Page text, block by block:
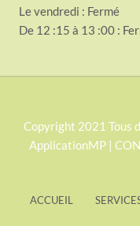
Le vendredi : Fermé
De 12 :15 à 13 :00 :
S
Copyright 2021 Tous
ApplicationMP |
ACCUEIL